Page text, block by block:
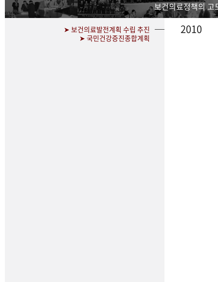
보건의료정책의 고
➤ 보건의료발전계획 수립 추진
➤ 국민건강증진종합계획
2010